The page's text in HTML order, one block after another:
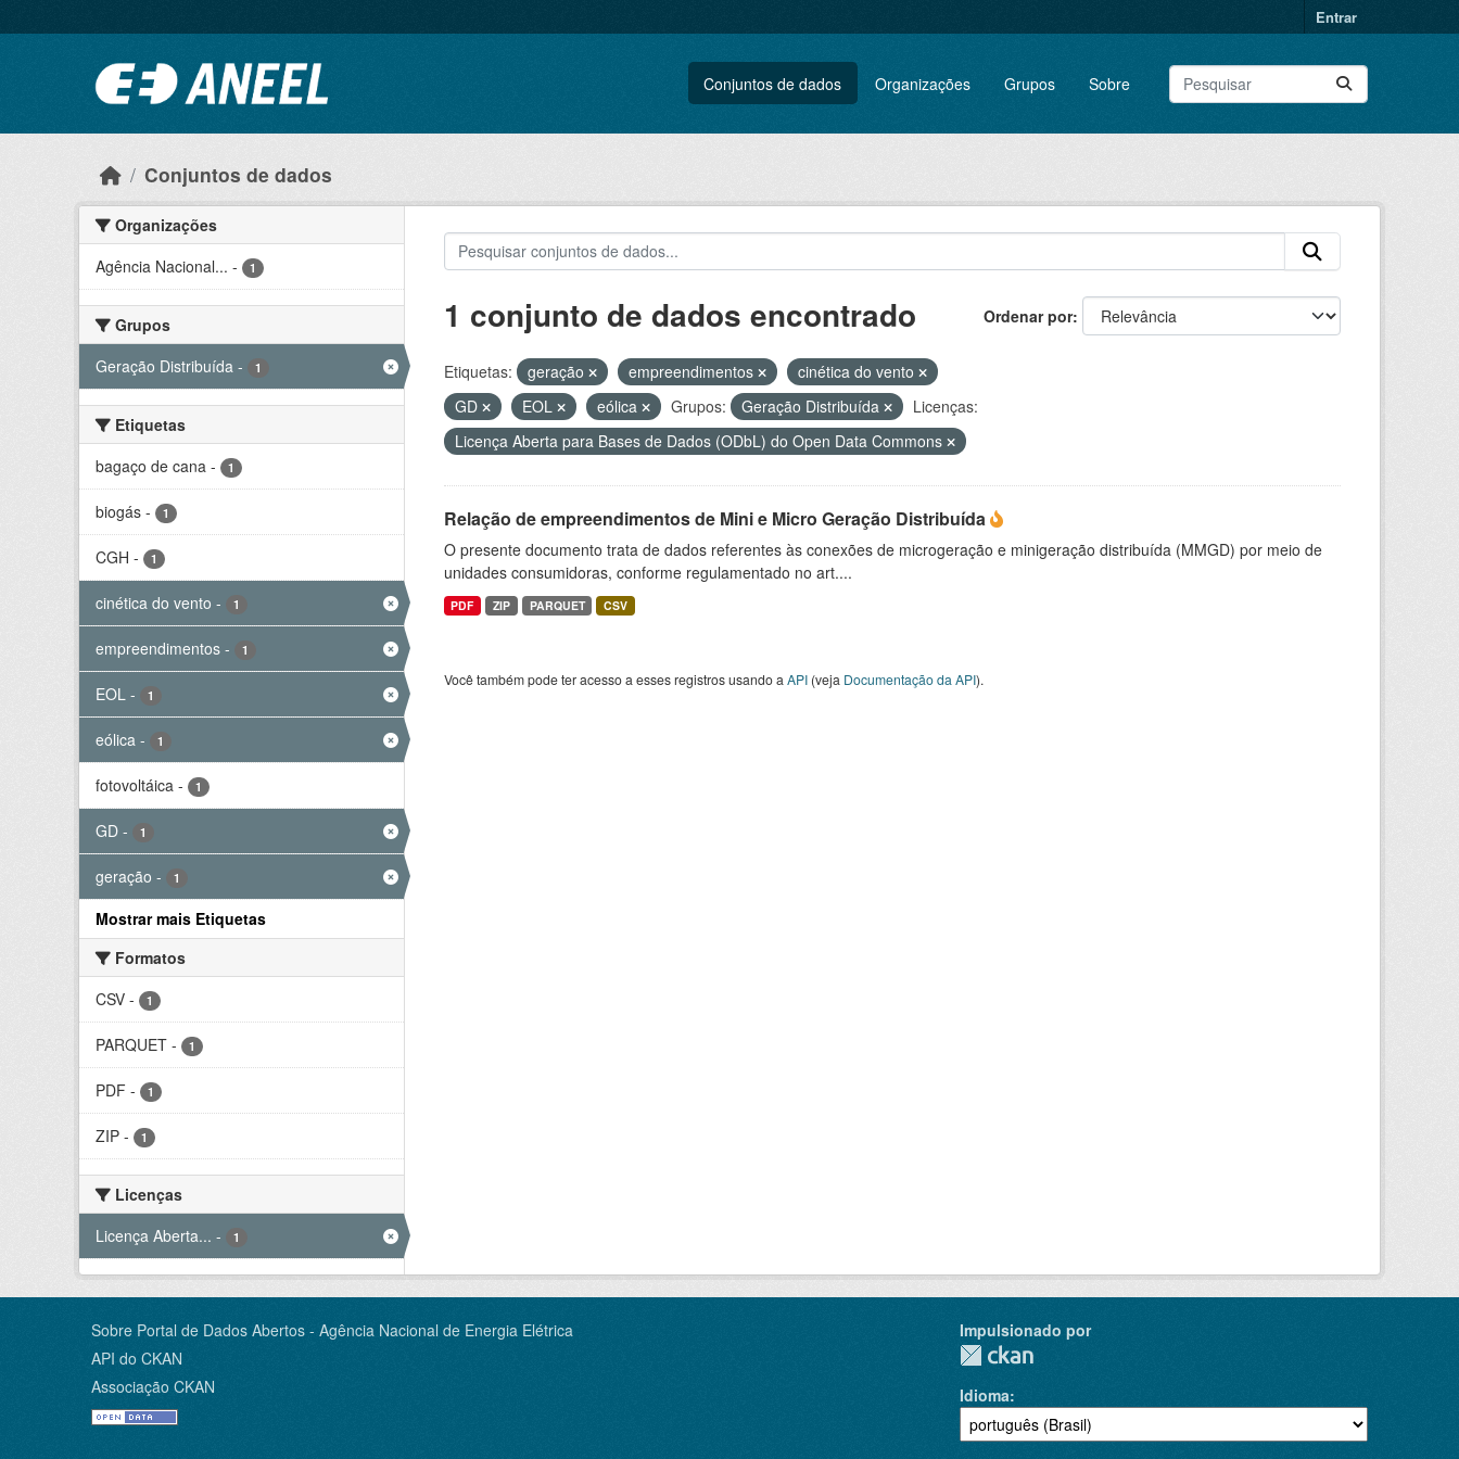
Entrar
Conjuntos de dados Organizações Grupos Sobre
Conjuntos de dados
Organizações
Agência Nacional... - 1
Grupos
Geração Distribuída - 1
Etiquetas
bagaço de cana - 1
biogás - 1
CGH - 1
cinética do vento - 1
empreendimentos - 1
EOL - 1
eólica - 1
fotovoltáica - 1
GD - 1
geração - 1
Mostrar mais Etiquetas
Formatos
CSV - 1
PARQUET - 1
PDF - 1
ZIP - 1
Licenças
Licença Aberta... - 1
Ordenar por
1 conjunto de dados encontrado
Etiquetas: geração empreendimentos
cinética do vento
GD
EOL eólica Grupos: Geração Distribuída
Licenças:
Licença Aberta para Bases de Dados (ODbL) do Open Data Commons
Relação de empreendimentos de Mini e Micro Geração Distribuída
O presente documento trata de dados referentes às conexões de microgeração e minigeração distribuída (MMGD) por meio de
unidades consumidoras, conforme regulamentado no art....
PDF ZIP PARQUET CSV
Você também pode ter acesso a esses registros usando a API(veja Documentação da API).
Sobre Portal de Dados Abertos - Agência Nacional de Energia Elétrica
API do CKAN
Associação CKAN
Impulsionado por
Idioma